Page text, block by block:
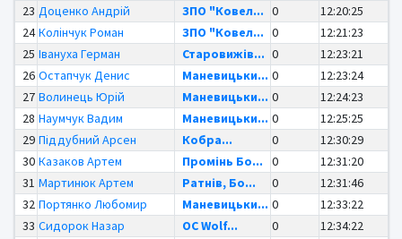
23 Доценко Андрій ЗПО "Ковел... 0
12:20:25
24 Колінчук Роман ЗПО "Ковел... 0
12:21:23
25 Івануха Герман Старовижів... 0
12:23:21
26 Остапчук Денис Маневицьки... 0
12:23:24
27 Волинець Юрій Маневицьки... 0
12:24:23
28 Наумчук Вадим Маневицьки... 0
12:25:25
29 Піддубний Арсен Кобра... 0
12:30:29
30 Казаков Артем Промінь Бо... 0
12:31:20
31 Мартинюк Артем Ратнів, Бо... 0
12:31:46
32 Портянко Любомир Маневицьки... 0
12:33:22
33 Сидорок Назар OC Wolf... 0
12:34:22